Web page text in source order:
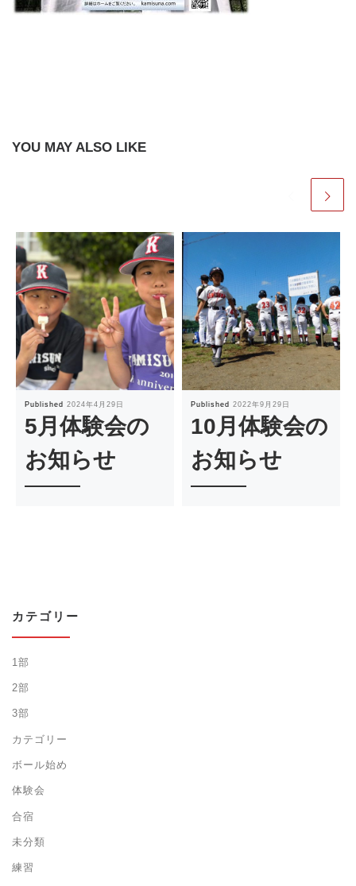
YOU MAY ALSO LIKE
Published 2024年4月29日
5月体験会の
お知らせ
Published 2022年9月29日
10月体験会の
お知らせ
カテゴリー
1部
2部
3部
カテゴリー
ボール始め
体験会
合宿
未分類
練習